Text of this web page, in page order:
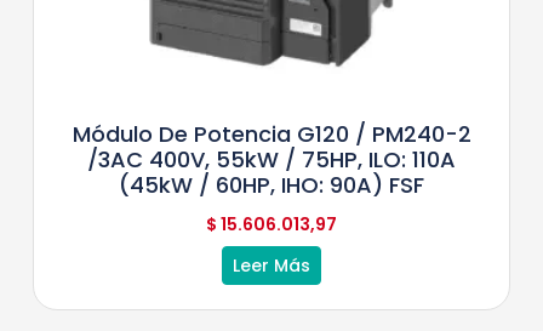
Módulo De Potencia G120 / PM240-2
/3AC 400V, 55kW / 75HP, ILO: 110A
(45kW / 60HP, IHO: 90A) FSF
$ 15.606.013,97
Leer Más